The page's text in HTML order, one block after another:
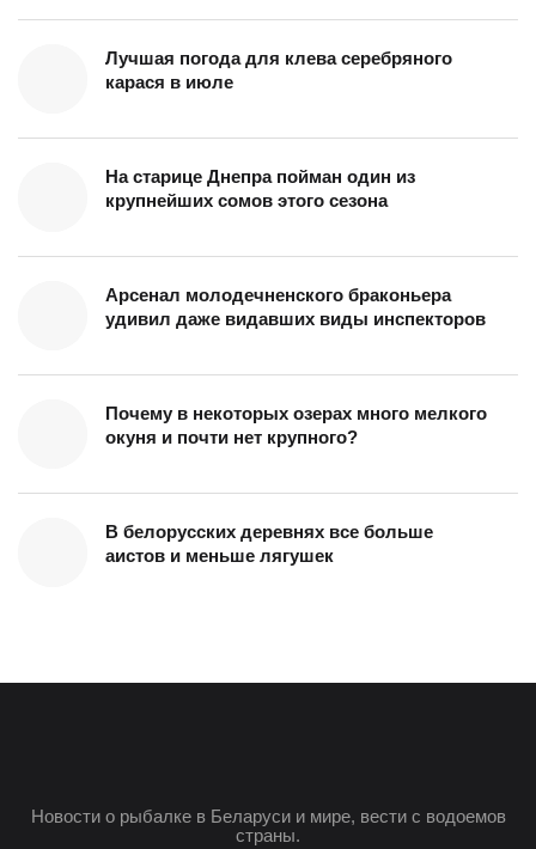
Лучшая погода для клева серебряного
карася в июле
На старице Днепра пойман один из
крупнейших сомов этого сезона
Арсенал молодечненского браконьера
удивил даже видавших виды инспекторов
Почему в некоторых озерах много мелкого
окуня и почти нет крупного?
В белорусских деревнях все больше
аистов и меньше лягушек
Новости о рыбалке в Беларуси и мире, вести с водоемов
страны.